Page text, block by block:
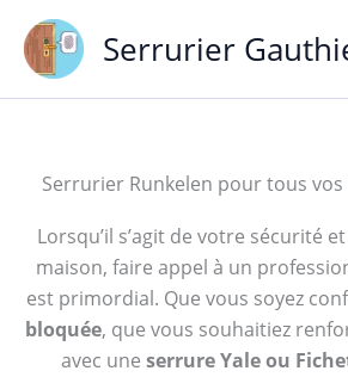
contenu
Serrurier
Serrurier Runkelen pour tous
Lorsqu’il s’agit de votre sécurité
maison, faire appel à un
est primordial. Que vous soyez
bloquée, que vous souhaitiez
avec une serrure Yale ou